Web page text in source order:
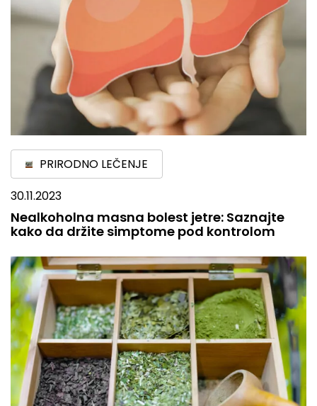
PRIRODNO LEČENJE
30.11.2023
Nealkoholna masna bolest jetre: Saznajte
kako da držite simptome pod kontrolom